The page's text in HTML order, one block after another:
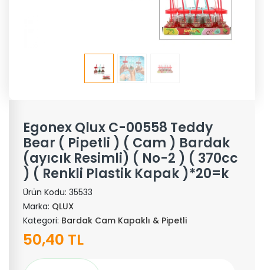
Egonex Qlux C-00558 Teddy
Bear ( Pipetli ) ( Cam ) Bardak
(ayıcık Resimli) ( No-2 ) ( 370cc
) ( Renkli Plastik Kapak )*20=k
Ürün Kodu: 35533
Marka: QLUX
Kategori: Bardak Cam Kapaklı & Pipetli
50,40 TL